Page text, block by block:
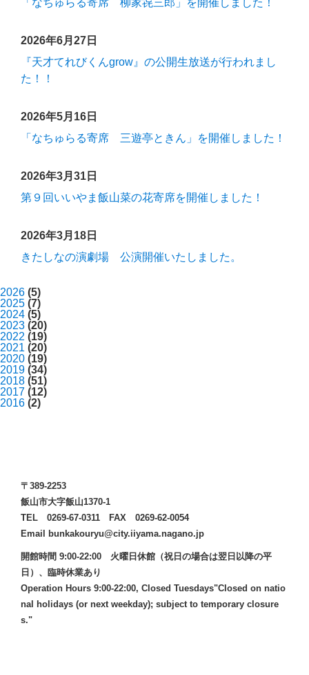
2026年6月27日
『天才てれびくんgrow』の公開生放送が行われまし
た！！
2026年5月16日
「なちゅらる寄席 三遊亭ときん」を開催しました！
2026年3月31日
第９回いいやま飯山菜の花寄席を開催しました！
2026年3月18日
きたしなの演劇場 公演開催いたしました。
2026 (5)
2025 (7)
2024 (5)
2023 (20)
2022 (19)
2021 (20)
2020 (19)
2019 (34)
2018 (51)
2017 (12)
2016 (2)
〒389-2253
飯山市大字飯山1370-1
TEL 0269-67-0311 FAX 0269-62-0054
Email bunkakouryu@city.iiyama.nagano.jp
開館時間 9:00-22:00 火曜日休館（祝日の場合は翌日以降の平
日）、臨時休業あり
Operation Hours 9:00-22:00, Closed Tuesdays"Closed on natio
nal holidays (or next weekday); subject to temporary closure
s."